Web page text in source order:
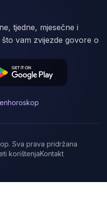
tjedne, mjesečne i
vam zvijezde govore o
. Sva prava pridržana
korištenjaKontakt